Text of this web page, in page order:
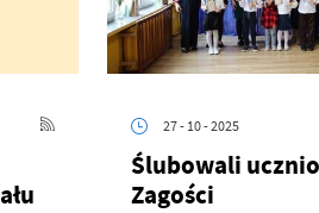
27 - 10 - 2025
Ślubowali
Zagości